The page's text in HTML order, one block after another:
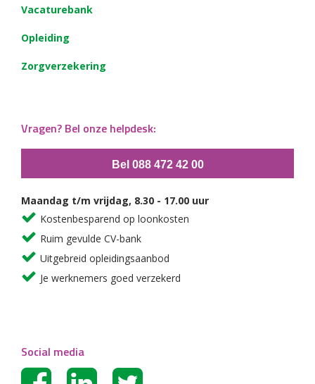
Vacaturebank
Opleiding
Zorgverzekering
Vragen? Bel onze helpdesk:
Bel 088 472 42 00
Maandag t/m vrijdag, 8.30 - 17.00 uur
Kostenbesparend op loonkosten
Ruim gevulde CV-bank
Uitgebreid opleidingsaanbod
Je werknemers goed verzekerd
Social media